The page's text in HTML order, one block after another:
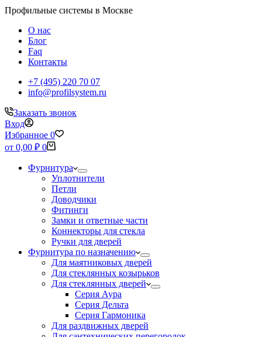
Профильные системы в Москве
О нас
Блог
Faq
Контакты
+7 (495) 220 70 07
info@profilsystem.ru
Заказать звонок
Вход
Избранное 0
Корзина
от 0,00 ₽ 0
Фурнитура
Уплотнители
Петли
Доводчики
Фитинги
Замки и ответные части
Коннекторы для стекла
Ручки для дверей
Фурнитура по назначению
Для маятниковых дверей
Для стеклянных козырьков
Для стеклянных дверей
Серия Аура
Серия Дельта
Серия Гармоника
Для раздвижных дверей